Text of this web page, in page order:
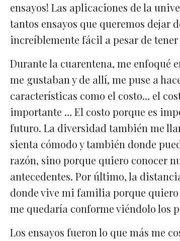
ensayos! Las aplicaciones de la
tantos ensayos que queremos dejar
increíblemente fácil a pesar de tener
Durante la cuarentena, me enfoqué
me gustaban y de allí, me puse a
características como el costo… el
importante … El costo porque es
futuro. La diversidad también me
sienta cómodo y también donde
razón, sino porque quiero conocer
antecedentes. Por último, la
donde vive mi familia porque quiero
me quedaría conforme viéndolo los
Los ensayos fueron lo que más me